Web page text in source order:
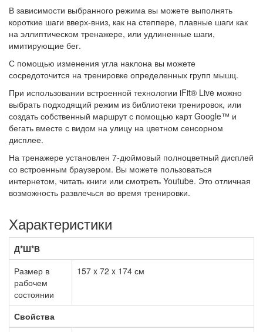
В зависимости выбранного режима вы можете выполнять
короткие шаги вверх-вниз, как на степпере, плавные шаги как
на эллиптическом тренажере, или удлиненные шаги,
имитирующие бег.
С помощью изменения угла наклона вы можете
сосредоточится на тренировке определенных групп мышц.
При использовании встроенной технологии iFit® Live можно
выбрать подходящий режим из библиотеки тренировок, или
создать собственный маршрут с помощью карт Google™ и
бегать вместе с видом на улицу на цветном сенсорном
дисплее.
На тренажере установлен 7-дюймовый полноцветный дисплей
со встроенным браузером. Вы можете пользоваться
интернетом, читать книги или смотреть Youtube. Это отличная
возможность развлечься во время тренировки.
Характеристики
Д*Ш*В
Размер в
рабочем
состоянии
157 x 72 x 174 см
Свойства